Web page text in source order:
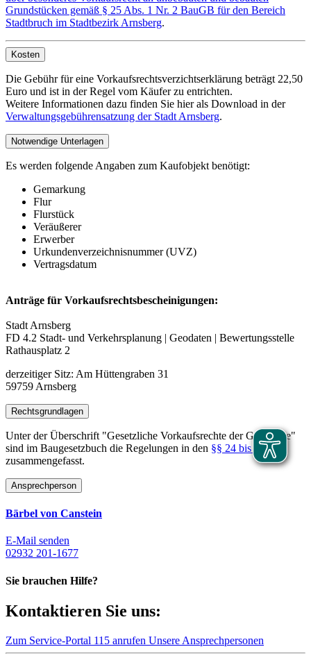
Grundstücken gemäß § 25 Abs. 1 Nr. 2 BauGB für den Bereich
Stadtbruch im Stadtbezirk Arnsberg.
Kosten
Die Gebühr für eine Vorkaufsrechtsverzichtserklärung beträgt 22,50
Euro und ist in der Regel vom Käufer zu entrichten.
Weitere Informationen dazu finden Sie hier als Download in der
Verwaltungsgebührensatzung der Stadt Arnsberg.
Notwendige Unterlagen
Es werden folgende Angaben zum Kaufobjekt benötigt:
Gemarkung
Flur
Flurstück
Veräußerer
Erwerber
Urkundenverzeichnisnummer (UVZ)
Vertragsdatum
Anträge für Vorkaufsrechtsbescheinigungen:
Stadt Arnsberg
FD 4.2 Stadt- und Verkehrsplanung | Geodaten | Bewertungsstelle
Rathausplatz 2
derzeitiger Sitz: Am Hüttengraben 31
59759 Arnsberg
Rechtsgrundlagen
Unter der Überschrift "Gesetzliche Vorkaufsrechte der Gemeinde"
sind im Baugesetzbuch die Regelungen in den §§ 24 bis 28
zusammengefasst.
Ansprechperson
Bärbel von Canstein
E-Mail senden
02932 201-1677
Sie brauchen Hilfe?
Kontaktieren Sie uns:
Zum Service-Portal 115 anrufen Unsere Ansprechpersonen